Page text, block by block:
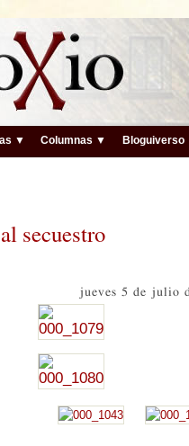
▼ Columnas ▼ Bloguiverso
secuestro
jueves 5 de julio